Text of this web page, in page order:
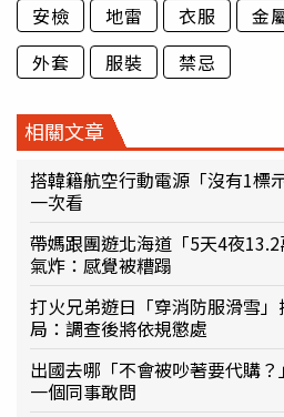
安檢
地雷 衣服 金
外套
服裝 禁忌
相關文章
搭韓籍航空行動電源「沒有1
一次看
帶媽跟團遊北海道「5天4夜
氣炸：感覺被糟蹋
打火兄弟遊日「穿消防服滑雪
局：調查後將依規懲處
出國去哪「不會被吵著要代購
一個同事敢問